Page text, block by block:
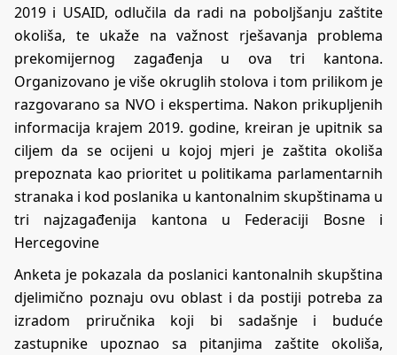
2019 i USAID, odlučila da radi na poboljšanju zaštite
okoliša, te ukaže na važnost rješavanja problema
prekomijernog zagađenja u ova tri kantona.
Organizovano je više okruglih stolova i tom prilikom je
razgovarano sa NVO i ekspertima. Nakon prikupljenih
informacija krajem 2019. godine, kreiran je upitnik sa
ciljem da se ocijeni u kojoj mjeri je zaštita okoliša
prepoznata kao prioritet u politikama parlamentarnih
stranaka i kod poslanika u kantonalnim skupštinama u
tri najzagađenija kantona u Federaciji Bosne i
Hercegovine
Anketa je pokazala da poslanici kantonalnih skupština
djelimično poznaju ovu oblast i da postiji potreba za
izradom priručnika koji bi sadašnje i buduće
zastupnike upoznao sa pitanjima zaštite okoliša,